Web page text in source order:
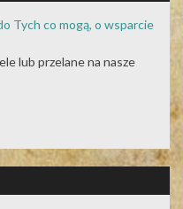
Tych co mogą, o wsparcie
lub przelane na nasze